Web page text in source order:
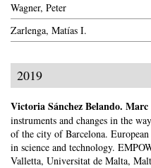
2019
Victoria Sánchez Belando. Marc
instruments and changes in the
of the city of Barcelona.
in science and technology.
Valletta, Universitat de Malta,
Wagner, Peter
Zarlenga, Matías I.